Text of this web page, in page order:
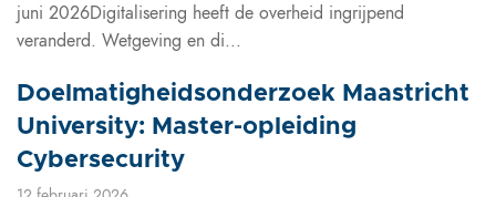
juni 2026Digitalisering heeft de overheid ingrijpend
veranderd. Wetgeving en di...
Doelmatigheidsonderzoek Maastricht
University: Master-opleiding
Cybersecurity